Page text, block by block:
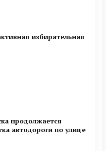
избирательная
продолжается
автодороги по улице